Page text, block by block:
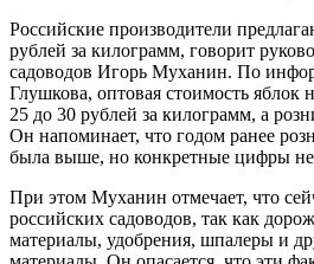
Российские производители
рублей за килограмм, говорит
садоводов Игорь Муханин. По
Глушкова, оптовая стоимость яблок
25 до 30 рублей за килограмм, а
Он напоминает, что годом ранее
была выше, но конкретные цифры
При этом Муханин отмечает, что
российских садоводов, так как
материалы, удобрения, шпалеры и